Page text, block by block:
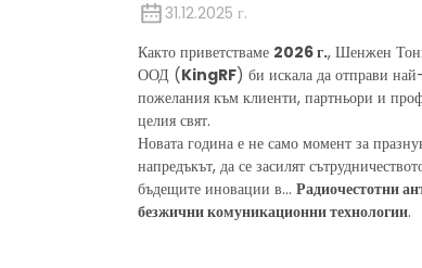
31.12.2025 г.
Както приветстваме 2026 г., Шенжен
ООД (KingRF) би искала да отправи
пожелания към клиенти, партньори и
целия свят.
Новата година е не само момент за
напредъкът, да се засилят
бъдещите иновации в... Радиочестотни
безжични комуникационни технологии.